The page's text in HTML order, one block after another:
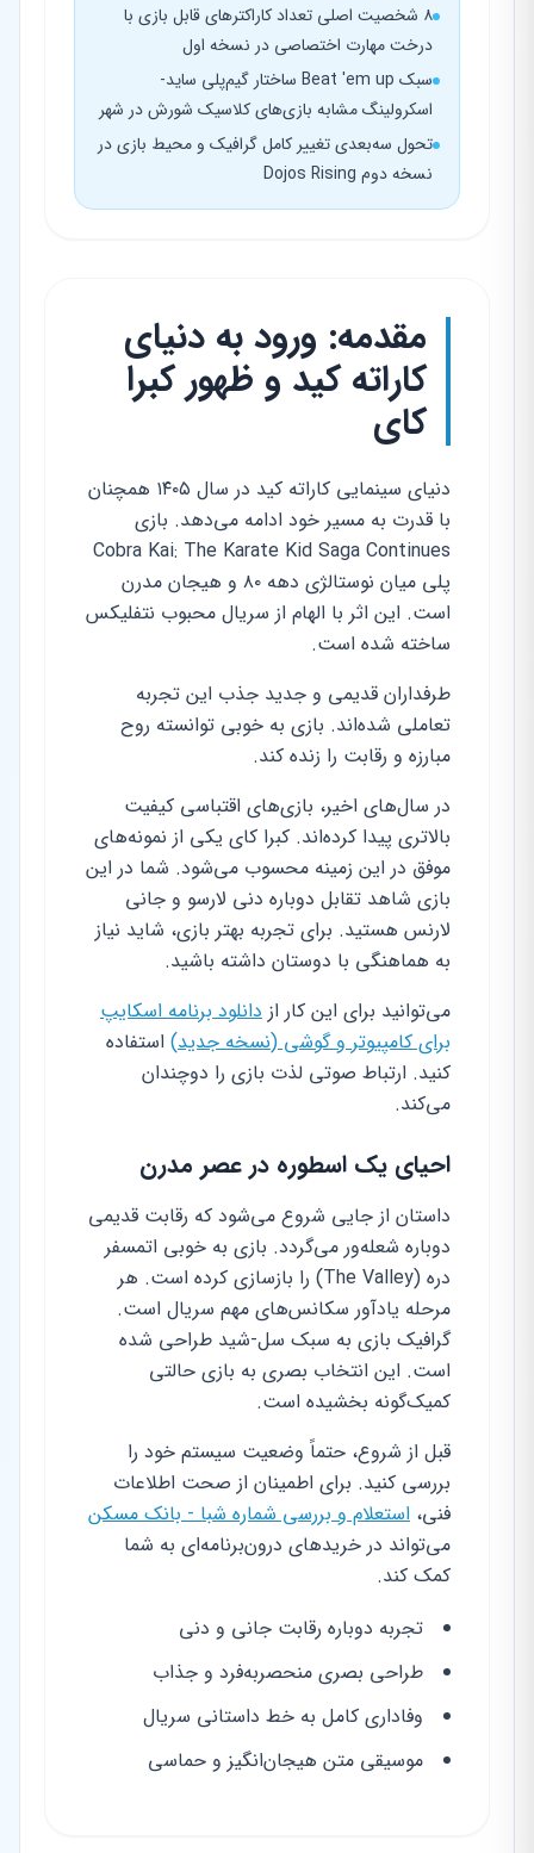
۸ شخصیت اصلی تعداد کاراکترهای قابل بازی با
درخت مهارت اختصاصی در نسخه اول
سبک Beat 'em up ساختار گیم‌پلی ساید-
اسکرولینگ مشابه بازی‌های کلاسیک شورش در شهر
تحول سه‌بعدی تغییر کامل گرافیک و محیط بازی در
نسخه دوم Dojos Rising
مقدمه: ورود به دنیای
کاراته کید و ظهور کبرا
کای
دنیای سینمایی کاراته کید در سال ۱۴۰۵ همچنان
با قدرت به مسیر خود ادامه می‌دهد. بازی
Cobra Kai: The Karate Kid Saga Continues
پلی میان نوستالژی دهه ۸۰ و هیجان مدرن
است. این اثر با الهام از سریال محبوب نتفلیکس
ساخته شده است.
طرفداران قدیمی و جدید جذب این تجربه
تعاملی شده‌اند. بازی به خوبی توانسته روح
مبارزه و رقابت را زنده کند.
در سال‌های اخیر، بازی‌های اقتباسی کیفیت
بالاتری پیدا کرده‌اند. کبرا کای یکی از نمونه‌های
موفق در این زمینه محسوب می‌شود. شما در این
بازی شاهد تقابل دوباره دنی لارسو و جانی
لارنس هستید. برای تجربه بهتر بازی، شاید نیاز
به هماهنگی با دوستان داشته باشید.
می‌توانید برای این کار از دانلود برنامه اسکایپ
برای کامپیوتر و گوشی (نسخه جدید) استفاده
کنید. ارتباط صوتی لذت بازی را دوچندان
می‌کند.
احیای یک اسطوره در عصر مدرن
داستان از جایی شروع می‌شود که رقابت قدیمی
دوباره شعله‌ور می‌گردد. بازی به خوبی اتمسفر
دره (The Valley) را بازسازی کرده است. هر
مرحله یادآور سکانس‌های مهم سریال است.
گرافیک بازی به سبک سل-شید طراحی شده
است. این انتخاب بصری به بازی حالتی
کمیک‌گونه بخشیده است.
قبل از شروع، حتماً وضعیت سیستم خود را
بررسی کنید. برای اطمینان از صحت اطلاعات
فنی، استعلام و بررسی شماره شبا - بانک مسکن
می‌تواند در خریدهای درون‌برنامه‌ای به شما
کمک کند.
تجربه دوباره رقابت جانی و دنی
طراحی بصری منحصر‌به‌فرد و جذاب
وفاداری کامل به خط داستانی سریال
موسیقی متن هیجان‌انگیز و حماسی